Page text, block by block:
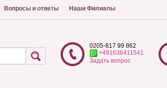
Вопросы и ответы Наши Филиалы
0205-817 99 862
+491636411541
Задать вопрос